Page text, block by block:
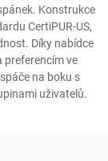
Konstrukce
CertiPUR-US,
Díky nabídce
preferencím ve
na boku s
uživatelů.